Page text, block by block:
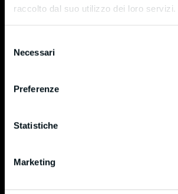
raccolto dal suo utilizzo dei loro servizi.
delNecessari
Preferenze
Statistiche
Marketing
VAT 01815240138
FSC®Certificate
On 16/10/2020 B.M. SRL became FSC
certified in
is dedicated to